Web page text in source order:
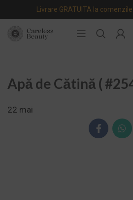
Livrare GRATUITA la
Apă de Cătină (
22 mai